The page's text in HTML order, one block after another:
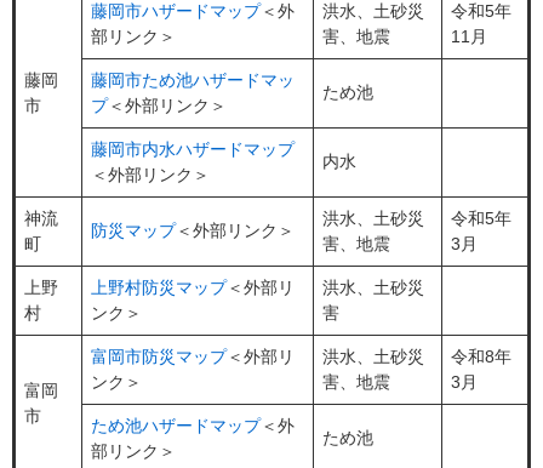
藤岡
市
藤岡市ハザードマップ＜外
部リンク＞
洪水、土砂災
害、地震
令和5年
11月
藤岡市ため池ハザードマッ
プ＜外部リンク＞
ため池
藤岡市内水ハザードマップ
＜外部リンク＞
内水
神流
町
防災マップ＜外部リンク＞
洪水、土砂災
害、地震
令和5年
3月
上野
村
上野村防災マップ＜外部リ
ンク＞
洪水、土砂災
害
富岡
市
富岡市防災マップ＜外部リ
ンク＞
洪水、土砂災
害、地震
令和8年
3月
ため池ハザードマップ＜外
部リンク＞
ため池